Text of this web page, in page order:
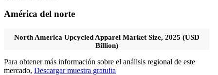
América del norte
North America Upcycled Apparel Market Size, 2025 (USD
Billion)
Para obtener más información sobre el análisis regional de este
mercado, Descargar muestra gratuita